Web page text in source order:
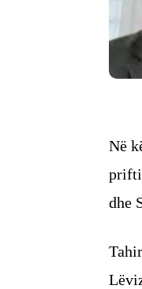
Në
prifti
dhe